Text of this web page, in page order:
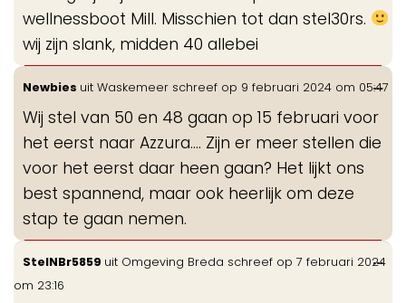
wellnessboot Mill. Misschien tot dan stel30rs.
wij zijn slank, midden 40 allebei
Newbies uit Waskemeer schreef op 9 februari 2024 om 05:47
Wij stel van 50 en 48 gaan op 15 februari voor
het eerst naar Azzura.... Zijn er meer stellen die
voor het eerst daar heen gaan? Het lijkt ons
best spannend, maar ook heerlijk om deze
stap te gaan nemen.
...
StelNBr5859 uit Omgeving Breda schreef op 7 februari 2024
om 23:16
...